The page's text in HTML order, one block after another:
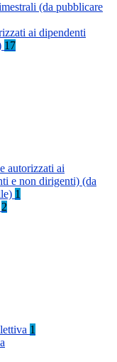
(da pubblicare
ai dipendenti
17
autorizzati ai
e non dirigenti) (da
1
2
1